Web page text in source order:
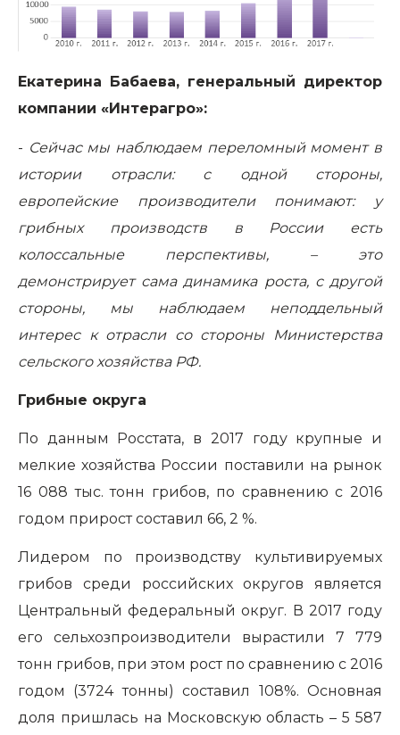
Екатерина Бабаева, генеральный директор
компании «Интерагро»:
- Сейчас мы наблюдаем переломный момент в
истории отрасли: с одной стороны,
европейские производители понимают: у
грибных производств в России есть
колоссальные перспективы, – это
демонстрирует сама динамика роста, с другой
стороны, мы наблюдаем неподдельный
интерес к отрасли со стороны Министерства
сельского хозяйства РФ.
Грибные округа
По данным Росстата, в 2017 году крупные и
мелкие хозяйства России поставили на рынок
16 088 тыс. тонн грибов, по сравнению с 2016
годом прирост составил 66, 2 %.
Лидером по производству культивируемых
грибов среди российских округов является
Центральный федеральный округ. В 2017 году
его сельхозпроизводители вырастили 7 779
тонн грибов, при этом рост по сравнению с 2016
годом (3724 тонны) составил 108%. Основная
доля пришлась на Московскую область – 5 587